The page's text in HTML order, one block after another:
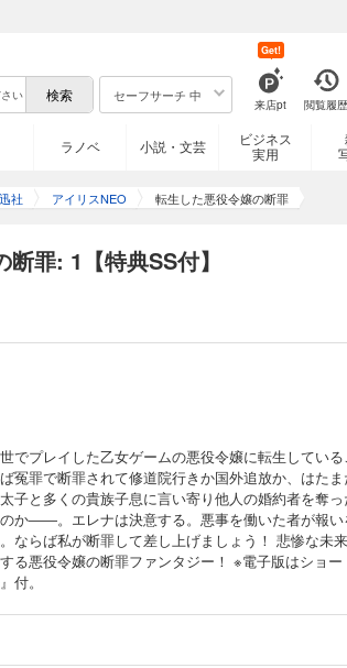
セーフサーチ 中
来店pt
Get!
閲覧履歴
ラノベ 小説・文芸
ビジネス
実用
社 アイリスNEO 転生した悪役令嬢の断罪
罪: 1【特典SS付】
でプレイした乙女ゲームの悪役令嬢に転生してい
冤罪で断罪されて修道院行きか国外追放か、はた
子と多くの貴族子息に言い寄り他人の婚約者を奪
か――。エレナは決意する。悪事を働いた者が報い
ならば私が断罪して差し上げましょう！ 悲惨な未
る悪役令嬢の断罪ファンタジー！ ※電子版はショー
付。